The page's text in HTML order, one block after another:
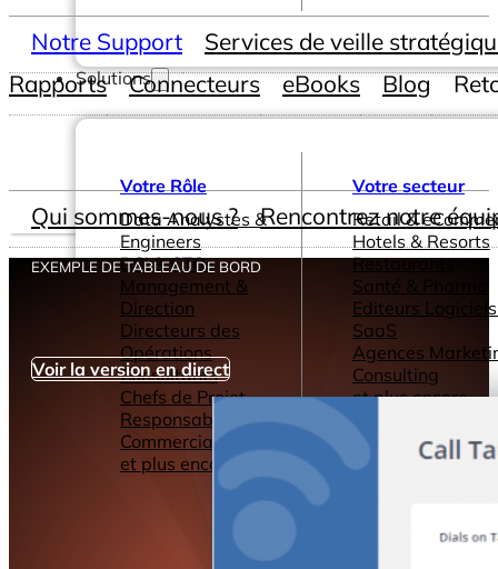
Solutions
Votre Rôle
Data Analystes &
Engineers
DSI & CTOs
Management &
Direction
Directeurs des
Opérations
Consultants
Chefs de Projet
Responsables
Commerciaux
et plus encore...
Votre secteur
Retail &
Hotels & Resorts
Restaurants
Santé & Pharma
Editeurs
SaaS
Agences
Consulting
et plus encore...
Notre Support
Services de veille
Rapports
Connecteurs eBooks Blog
Qui sommes-nous ? Rencontrez notre
EXEMPLE DE TABLEAU DE BORD
Voir la version en direct